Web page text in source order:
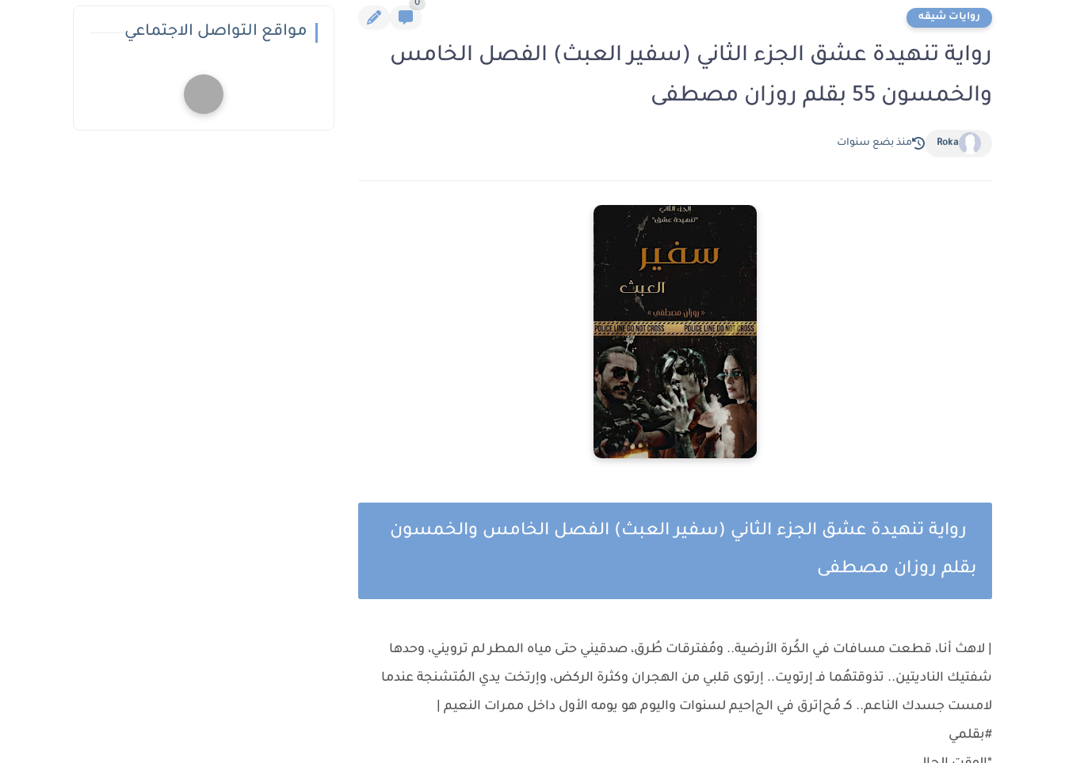
روايات شيقه
0
رواية تنهيدة عشق الجزء الثاني (سفير العبث) الفصل الخامس
والخمسون 55 بقلم روزان مصطفى
Roka منذ بضع سنوات
رواية تنهيدة عشق الجزء الثاني (سفير العبث) الفصل الخامس والخمسون
بقلم روزان مصطفى
| لاهث أنا، قطعت مسافات في الكُرة الأرضية.. ومُفترقات طُرق، صدقيني حتى مياه المطر لم ترويني، وحدها
شفتيك الناديتين.. تذوقتهُما فـ إرتويت.. إرتوى قلبي من الهجران وكثرة الركض، وإرتخت يدي المُتشنجة عندما
لامست جسدك الناعم.. كـ مُح|ترق في الج|حيم لسنوات واليوم هو يومه الأول داخل ممرات النعيم |
#بقلمي
مواقع التواصل الاجتماعي